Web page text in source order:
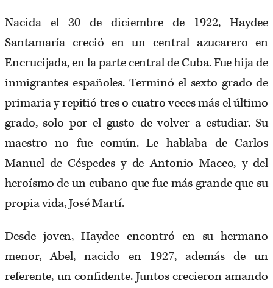
Nacida el 30 de diciembre de 1922, Haydee
Santamaría creció en un central azucarero en
Encrucijada, en la parte central de Cuba. Fue hija de
inmigrantes españoles. Terminó el sexto grado de
primaria y repitió tres o cuatro veces más el último
grado, solo por el gusto de volver a estudiar. Su
maestro no fue común. Le hablaba de Carlos
Manuel de Céspedes y de Antonio Maceo, y del
heroísmo de un cubano que fue más grande que su
propia vida, José Martí.
Desde joven, Haydee encontró en su hermano
menor, Abel, nacido en 1927, además de un
referente, un confidente. Juntos crecieron amando